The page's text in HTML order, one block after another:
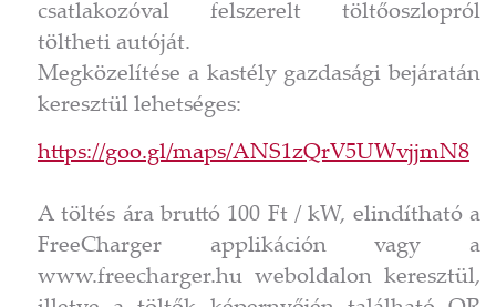
csatlakozóval felszerelt töltőoszlopról
töltheti autóját.
Megközelítése a kastély gazdasági bejáratán
keresztül lehetséges:
https://goo.gl/maps/ANS1zQrV5UWvjjmN8
A töltés ára bruttó 100 Ft / kW, elindítható a
FreeCharger applikáción vagy a
www.freecharger.hu weboldalon keresztül,